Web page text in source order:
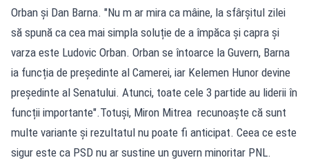
Orban și Dan Barna. "Nu m ar mira ca mâine, la sfârșitul zilei
să spună ca cea mai simpla soluție de a împăca și capra și
varza este Ludovic Orban. Orban se întoarce la Guvern, Barna
ia funcția de președinte al Camerei, iar Kelemen Hunor devine
președinte al Senatului. Atunci, toate cele 3 partide au liderii în
funcții importante".Totuși, Miron Mitrea recunoaște că sunt
multe variante și rezultatul nu poate fi anticipat. Ceea ce este
sigur este ca PSD nu ar sustine un guvern minoritar PNL.